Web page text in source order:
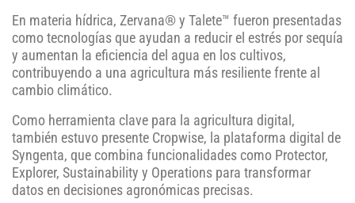
En materia hídrica, Zervana® y Talete™ fueron presentadas
como tecnologías que ayudan a reducir el estrés por sequía
y aumentan la eficiencia del agua en los cultivos,
contribuyendo a una agricultura más resiliente frente al
cambio climático.
Como herramienta clave para la agricultura digital,
también estuvo presente Cropwise, la plataforma digital de
Syngenta, que combina funcionalidades como Protector,
Explorer, Sustainability y Operations para transformar
datos en decisiones agronómicas precisas.